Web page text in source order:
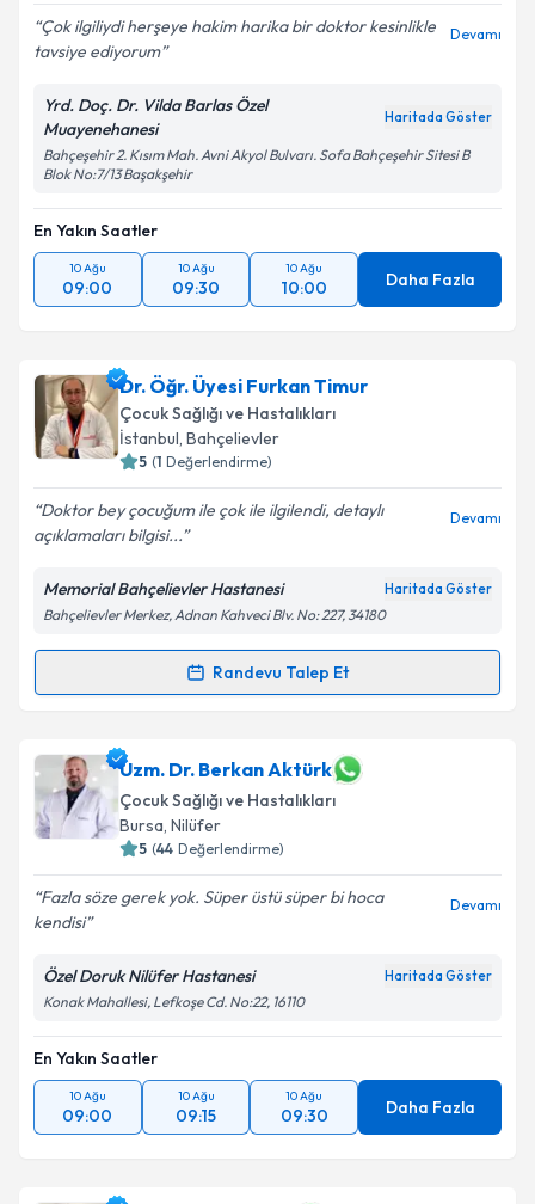
Çok ilgiliydi herşeye hakim harika bir doktor kesinlikle
tavsiye ediyorum
Devamı
Yrd. Doç. Dr. Vilda Barlas Özel
Muayenehanesi
Haritada Göster
Bahçeşehir 2. Kısım Mah. Avni Akyol Bulvarı. Sofa Bahçeşehir Sitesi B
Blok No:7/13 Başakşehir
En Yakın Saatler
10 Ağu
09:00
10 Ağu
09:30
10 Ağu
10:00 Daha Fazla
Dr. Öğr. Üyesi Furkan Timur
Çocuk Sağlığı ve Hastalıkları
İstanbul, Bahçelievler
5 (1 Değerlendirme)
Doktor bey çocuğum ile çok ile ilgilendi, detaylı
açıklamaları bilgisi...
Devamı
Memorial Bahçelievler Hastanesi Haritada Göster
Bahçelievler Merkez, Adnan Kahveci Blv. No: 227, 34180
Randevu Talep Et
Randevu Takvimi Talebi
Dr. Öğr. Üyesi Furkan Timuriçin randevu takvimi
talebi oluşturun. Size bu uzmandan randevu almanız
için bir takvim hazırlandığında e-posta ile
bilgilendireceğiz.
E-posta Adresiniz
Kişisel verilerimin işlenmesine ilişkin
kapsamda işlenmesini kabul ediyorum.
Takvim Talebini Gönder
Uzm. Dr. Berkan Aktürk
Çocuk Sağlığı ve Hastalıkları
Bursa, Nilüfer
5 (44 Değerlendirme)
Fazla söze gerek yok. Süper üstü süper bi hoca
kendisi
Devamı
Özel Doruk Nilüfer Hastanesi Haritada Göster
Konak Mahallesi, Lefkoşe Cd. No:22, 16110
En Yakın Saatler
10 Ağu
09:00
10 Ağu
09:15
10 Ağu
09:30 Daha Fazla